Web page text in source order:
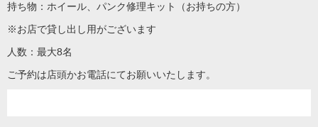
持ち物：ホイール、パンク修理キット（お持ちの方）
※お店で貸し出し用がございます
人数：最大8名
ご予約は店頭かお電話にてお願いいたします。